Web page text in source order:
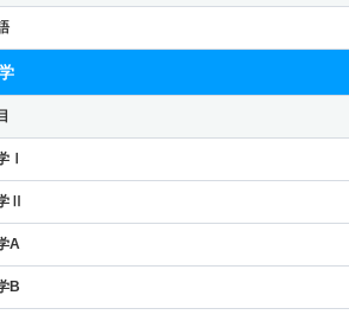
Ⅰ
Ⅱ
A
B